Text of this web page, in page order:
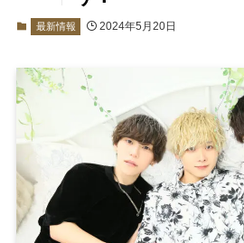
最新情報 2024年5月20日